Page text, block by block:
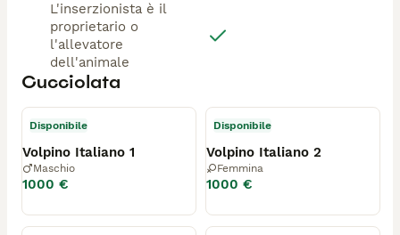
L'inserzionista è il
proprietario o
l'allevatore
dell'animale
Cucciolata
Disponibile
Volpino Italiano 1
Maschio
1000 €
Disponibile
Volpino Italiano 2
Femmina
1000 €